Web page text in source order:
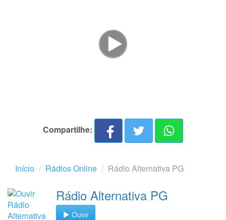
Compartilhe:
Início Rádios Online Rádio Alternativa PG
Rádio Alternativa PG
Ouvir